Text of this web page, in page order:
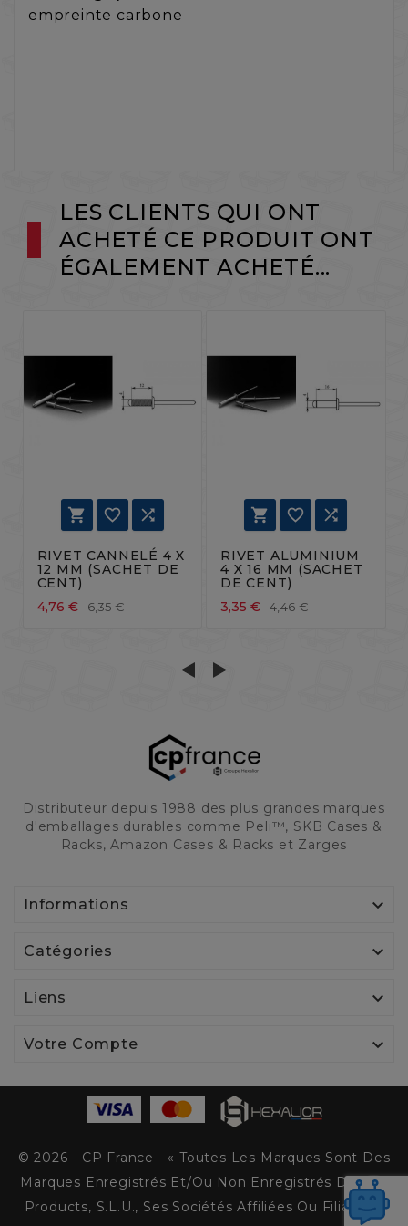
empreinte carbone
LES CLIENTS QUI ONT
ACHETÉ CE PRODUIT ONT
ÉGALEMENT ACHETÉ...
  
RIVET CANNELÉ 4 X
12 MM (SACHET DE
CENT)
4,76 €
6,35 €
  
RIVET ALUMINIUM
4 X 16 MM (SACHET
DE CENT)
3,35 €
4,46 €
Distributeur depuis 1988 des plus grandes marques
d'emballages durables comme Peli™, SKB Cases &
Racks, Amazon Cases & Racks et Zarges
Informations 
Catégories 
Liens 
Votre Compte 
© 2026 - CP France - « Toutes Les Marques Sont Des
Marques Enregistrés Et/ou Non Enregistrés De Peli
Products, S.L.U., Ses Sociétés Affiliées Ou Filiales. »